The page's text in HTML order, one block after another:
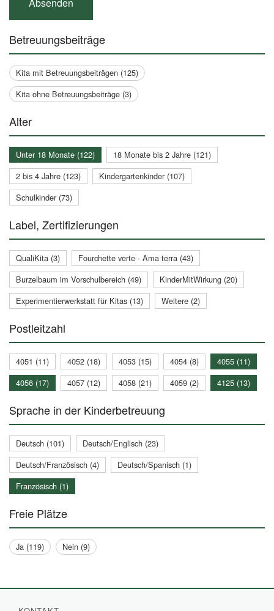
Betreuungsbeiträge
Kita mit Betreuungsbeiträgen (125)
Kita ohne Betreuungsbeiträge (3)
Alter
Unter 18 Monate (122)
18 Monate bis 2 Jahre (121)
2 bis 4 Jahre (123)
Kindergartenkinder (107)
Schulkinder (73)
Label, Zertifizierungen
QualiKita (3)
Fourchette verte - Ama terra (43)
Burzelbaum im Vorschulbereich (49)
KinderMitWirkung (20)
Experimentierwerkstatt für Kitas (13)
Weitere (2)
Postleitzahl
4051 (11) 4052 (18) 4053 (15) 4054 (8)
4055 (11)
4056 (17)
4057 (12) 4058 (21) 4059 (2) 4125 (13)
Sprache in der Kinderbetreuung
Deutsch (101)
Deutsch/Englisch (23)
Deutsch/Französisch (4)
Deutsch/Spanisch (1)
Französisch (1)
Freie Plätze
Ja (119) Nein (9)